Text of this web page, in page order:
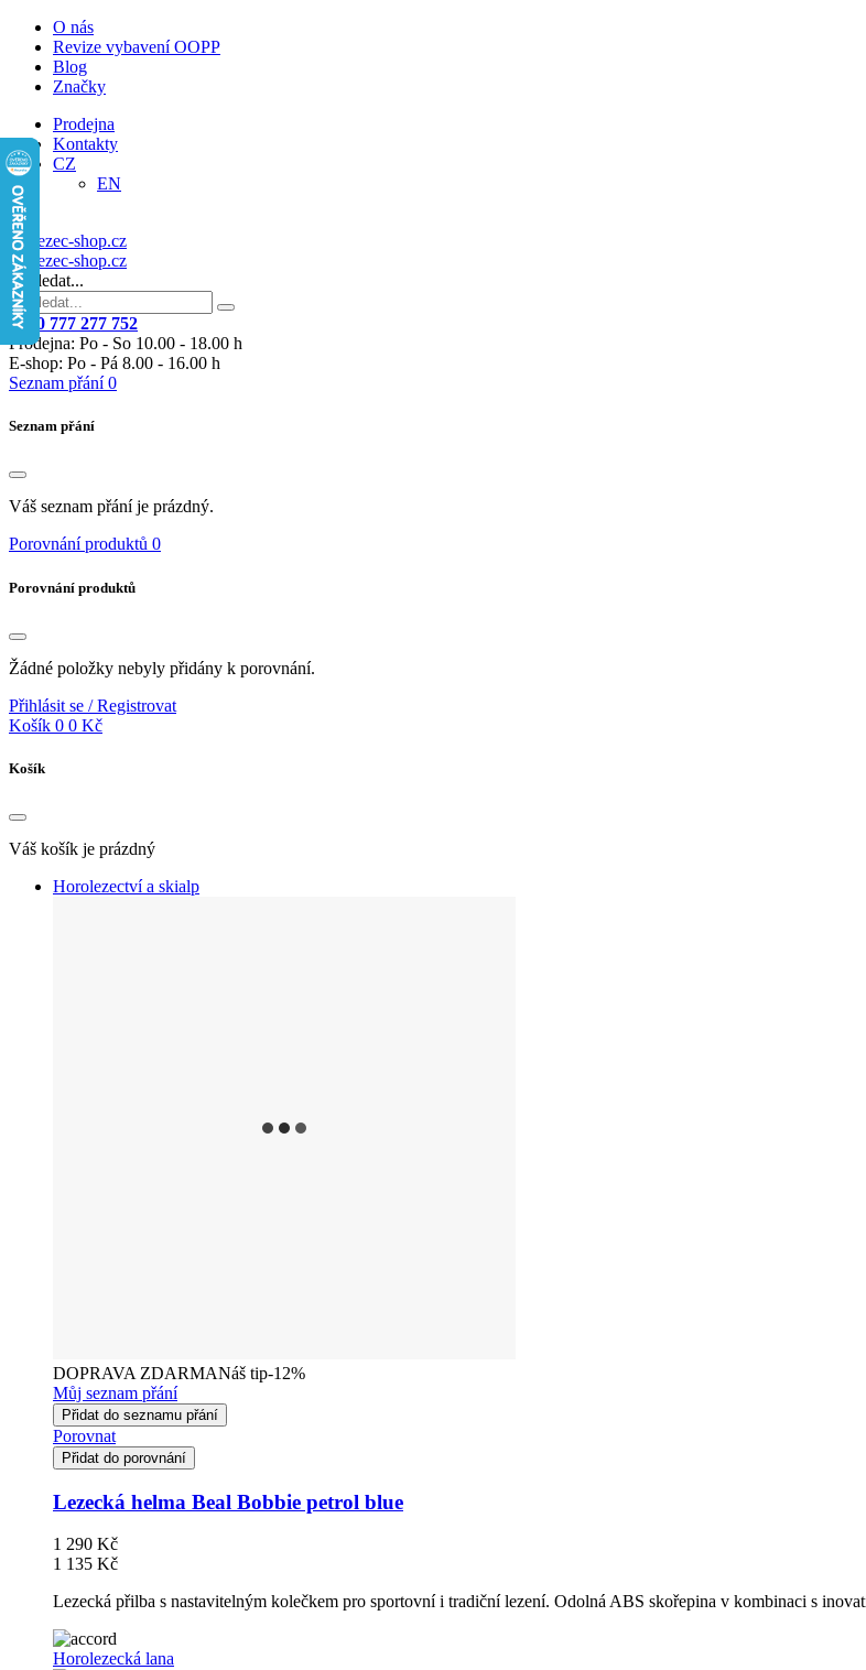
O nás
Revize vybavení OOPP
Blog
Značky
Prodejna
Kontakty
CZ
EN
Vyhledat...
+420 777 277 752
Prodejna: Po - So 10.00 - 18.00 h
E-shop: Po - Pá 8.00 - 16.00 h
Seznam přání 0
Seznam přání
Váš seznam přání je prázdný.
Porovnání produktů 0
Porovnání produktů
Žádné položky nebyly přidány k porovnání.
Přihlásit se / Registrovat
Košík 0 0 Kč
Košík
Váš košík je prázdný
Horolezectví a skialp
DOPRAVA ZDARMANáš tip-12%
Můj seznam přání
Přidat do seznamu přání
Porovnat
Přidat do porovnání
Lezecká helma Beal Bobbie petrol blue
1 290 Kč
1 135 Kč
Lezecká přilba s nastavitelným kolečkem pro sportovní i tradiční lezení. Odolná ABS skořepina v kombinaci s
Horolezecká lana